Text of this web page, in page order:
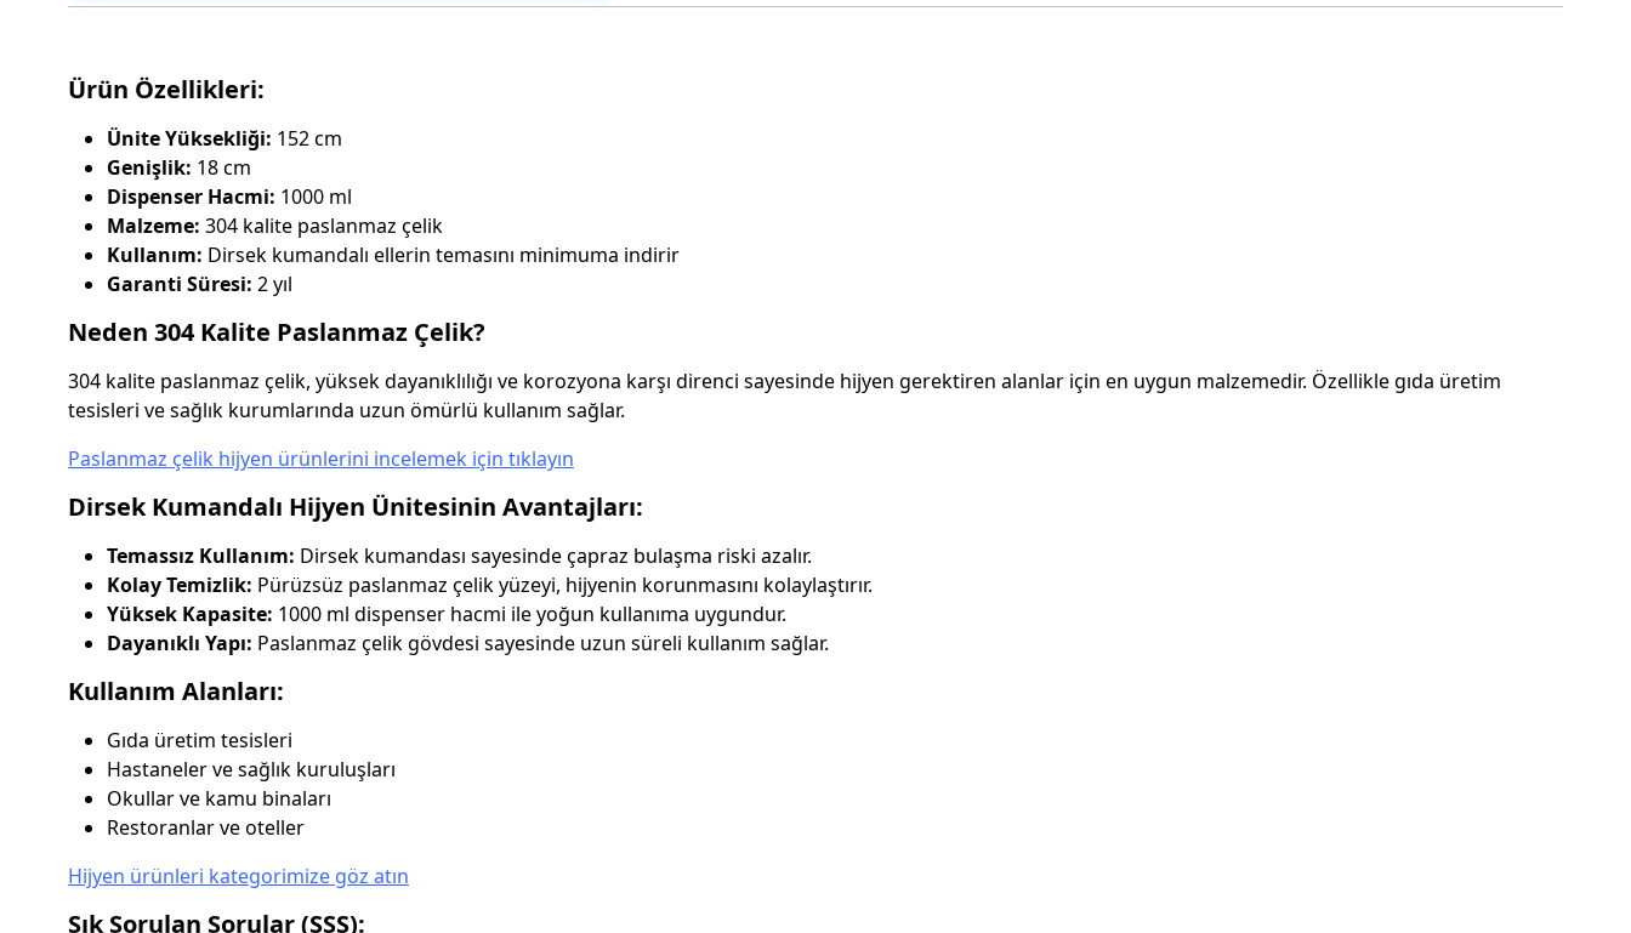
Ürün Özellikleri:
Ünite Yüksekliği: 152 cm
Genişlik: 18 cm
Dispenser Hacmi: 1000 ml
Malzeme: 304 kalite paslanmaz çelik
Kullanım: Dirsek kumandalı ellerin temasını minimuma indirir
Garanti Süresi: 2 yıl
Neden 304 Kalite Paslanmaz Çelik?
304 kalite paslanmaz çelik, yüksek dayanıklılığı ve korozyona karşı direnci sayesinde hijyen gerektiren alanlar için en uygun malzemedir. Özellikle gıda üretim
tesisleri ve sağlık kurumlarında uzun ömürlü kullanım sağlar.
Paslanmaz çelik hijyen ürünlerini incelemek için tıklayın
Dirsek Kumandalı Hijyen Ünitesinin Avantajları:
Temassız Kullanım: Dirsek kumandası sayesinde çapraz bulaşma riski azalır.
Kolay Temizlik: Pürüzsüz paslanmaz çelik yüzeyi, hijyenin korunmasını kolaylaştırır.
Yüksek Kapasite: 1000 ml dispenser hacmi ile yoğun kullanıma uygundur.
Dayanıklı Yapı: Paslanmaz çelik gövdesi sayesinde uzun süreli kullanım sağlar.
Kullanım Alanları:
Gıda üretim tesisleri
Hastaneler ve sağlık kuruluşları
Okullar ve kamu binaları
Restoranlar ve oteller
Hijyen ürünleri kategorimize göz atın
Sık Sorulan Sorular (SSS):